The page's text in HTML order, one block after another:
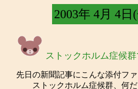
2003年 4月 4日
ストックホルム症候
先日の新聞記事にこんな添付ファ
ストックホルム症候群、何